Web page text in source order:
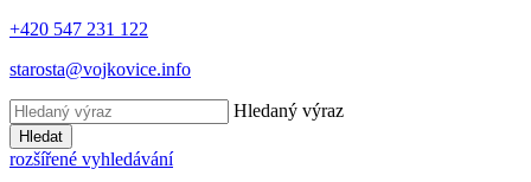
+420 547 231 122
starosta@vojkovice.info
Hledaný výraz
Hledat
rozšířené vyhledávání